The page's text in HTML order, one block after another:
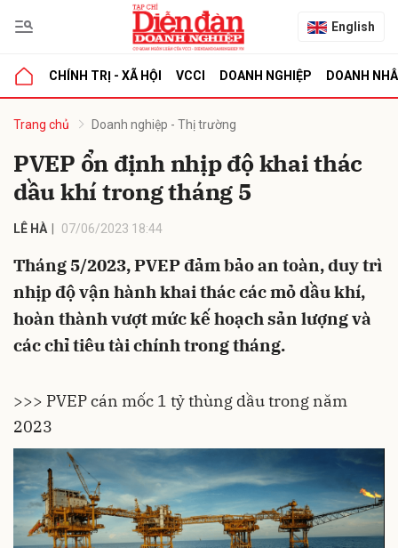
English
CHÍNH TRỊ - XÃ HỘI VCCI DOANH NGHIỆP DOANH
Trang chủ Doanh nghiệp - Thị trường
PVEP ổn định nhịp độ khai thác
dầu khí trong tháng 5
LÊ HÀ 07/06/2023 18:44
Tháng 5/2023, PVEP đảm bảo an toàn, duy trì
nhịp độ vận hành khai thác các mỏ dầu khí,
hoàn thành vượt mức kế hoạch sản lượng và
các chỉ tiêu tài chính trong tháng.
>>> PVEP cán mốc 1 tỷ thùng dầu trong năm
2023
luận
Hủy